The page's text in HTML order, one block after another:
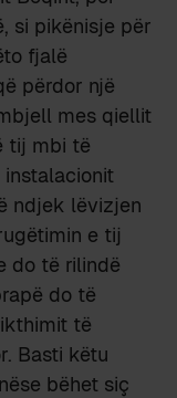
si pikënisje për
fjalë
përdor një
mes qiellit
tij mbi të
ndjek lëvizjen
e tij
do të rilindë
do të
të
Basti këtu
bëhet siç